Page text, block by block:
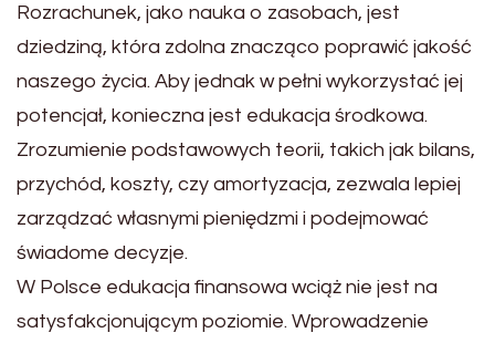
Rozrachunek, jako nauka o zasobach, jest
dziedziną, która zdolna znacząco poprawić jakość
naszego życia. Aby jednak w pełni wykorzystać jej
potencjał, konieczna jest edukacja środkowa.
Zrozumienie podstawowych teorii, takich jak bilans,
przychód, koszty, czy amortyzacja, zezwala lepiej
zarządzać własnymi pieniędzmi i podejmować
świadome decyzje.
W Polsce edukacja finansowa wciąż nie jest na
satysfakcjonującym poziomie. Wprowadzenie